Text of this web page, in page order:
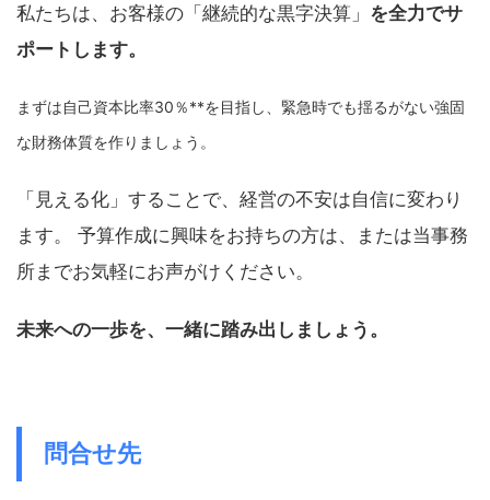
私たちは、お客様の「継続的な黒字決算」 を全力でサ
ポートします。
まずは自己資本比率30％**を目指し、緊急時でも揺るがない強固
な財務体質を作りましょう。
「見える化」することで、経営の不安は自信に変わり
ます。 予算作成に興味をお持ちの方は、または当事務
所までお気軽にお声がけください。
未来への一歩を、一緒に踏み出しましょう。
問合せ先